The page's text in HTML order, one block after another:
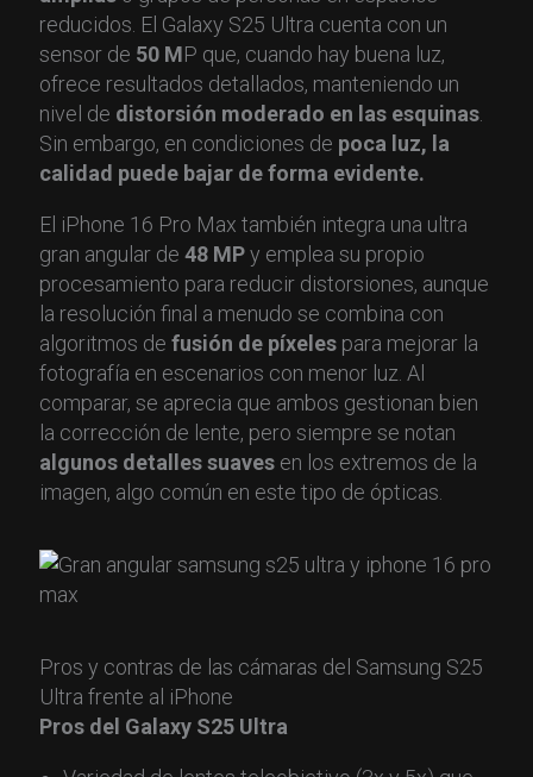
reducidos. El Galaxy S25 Ultra cuenta con un
sensor de 50 MP que, cuando hay buena luz,
ofrece resultados detallados, manteniendo un
nivel de distorsión moderado en las esquinas.
Sin embargo, en condiciones de poca luz, la
calidad puede bajar de forma evidente.
El iPhone 16 Pro Max también integra una ultra
gran angular de 48 MPy emplea su propio
procesamiento para reducir distorsiones, aunque
la resolución final a menudo se combina con
algoritmos de fusión de píxelespara mejorar la
fotografía en escenarios con menor luz. Al
comparar, se aprecia que ambos gestionan bien
la corrección de lente, pero siempre se notan
algunos detalles suaves en los extremos de la
imagen, algo común en este tipo de ópticas.
Pros y contras de las cámaras del Samsung S25
Ultra frente al iPhone
Pros del Galaxy S25 Ultra